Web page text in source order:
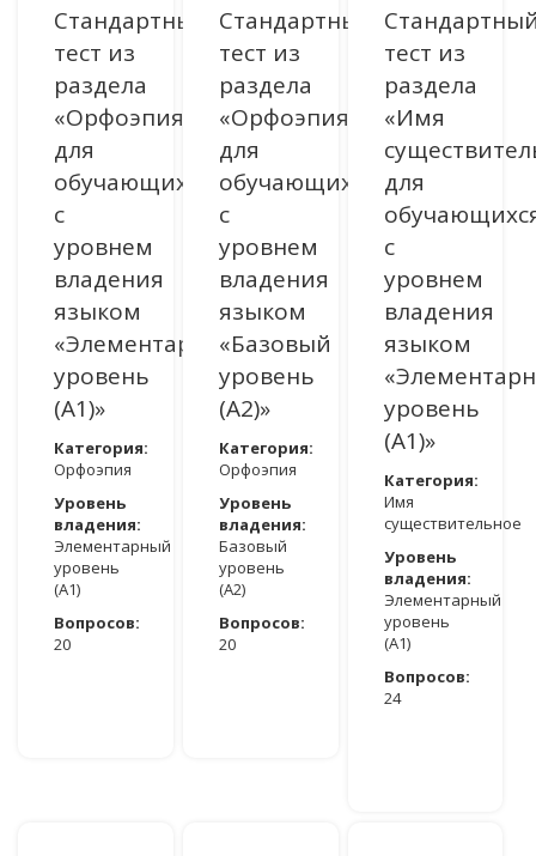
Стандартный
тест из
раздела
«Орфоэпия»
для
обучающихся
с
уровнем
владения
языком
«Элементарный
уровень
(A1)»
Категория:
Орфоэпия
Уровень
владения:
Элементарный
уровень
(A1)
Вопросов:
20
Стандартный
тест из
раздела
«Орфоэпия»
для
обучающихся
с
уровнем
владения
языком
«Базовый
уровень
(A2)»
Категория:
Орфоэпия
Уровень
владения:
Базовый
уровень
(A2)
Вопросов:
20
тест из
раздела
«Имя
для
с
уровнем
владения
языком
уровень
(A1)»
Категория:
Имя
существительное
Уровень
владения:
Элементарный
уровень
(A1)
Вопросов:
24